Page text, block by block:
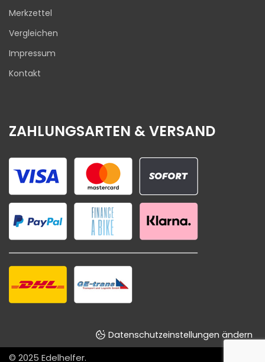
Merkzettel
Vergleichen
Impressum
Kontakt
ZAHLUNGSARTEN & VERSAND
Datenschutzeinstellungen ändern
© 2025 Edelhelfer.